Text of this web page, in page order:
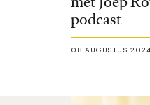
podcast
08 AUGUSTUS 2024